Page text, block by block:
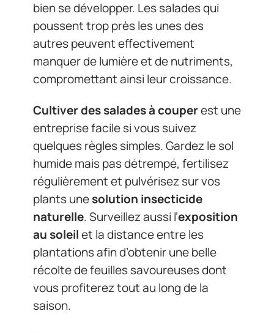
bien se développer. Les salades qui
poussent trop près les unes des
autres peuvent effectivement
manquer de lumière et de nutriments,
compromettant ainsi leur croissance.
Cultiver des salades à couperest une
entreprise facile si vous suivez
quelques règles simples. Gardez le sol
humide mais pas détrempé, fertilisez
régulièrement et pulvérisez sur vos
plants unesolution insecticide
naturelle. Surveillez aussi l’exposition
au soleilet la distance entre les
plantations afin d’obtenir une belle
récolte de feuilles savoureuses dont
vous profiterez tout au long de la
saison.